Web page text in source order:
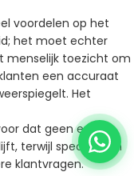
voordelen op het
het moet echter
menselijk toezicht om
een accuraat
Het
dat geen enkel
terwijl specialisten
klantvragen.